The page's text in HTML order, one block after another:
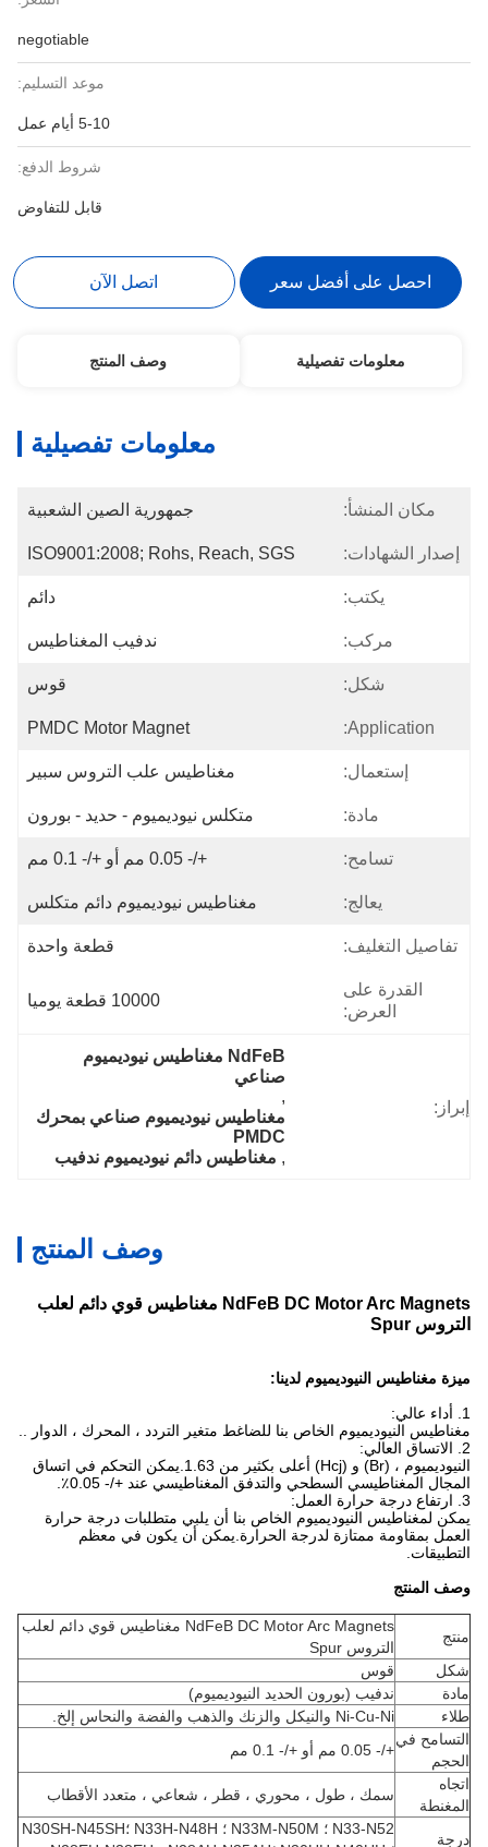
negotiable
موعد التسليم:
5-10 أيام عمل
شروط الدفع:
قابل للتفاوض
احصل على أفضل سعر اتصل الآن
معلومات تفصيلية وصف المنتج
معلومات تفصيلية
مكان المنشأ: جمهورية الصين الشعبية
إصدار الشهادات: ISO9001:2008; Rohs, Reach, SGS
يكتب: دائم
مركب: ندفيب المغناطيس
شكل: قوس
Application:
PMDC Motor Magnet
إستعمال: مغناطيس علب التروس سبير
مادة: متكلس نيوديميوم - حديد - بورون
تسامح: +/- 0.05 مم أو +/- 0.1 مم
يعالج: مغناطيس نيوديميوم دائم متكلس
تفاصيل التغليف: قطعة واحدة
القدرة على
العرض:
10000 قطعة يوميا
إبراز:
NdFeB مغناطيس نيوديميوم
صناعي
,
مغناطيس نيوديميوم صناعي بمحرك
PMDC
, مغناطيس دائم نيوديميوم ندفيب
وصف المنتج
NdFeB DC Motor Arc Magnets مغناطيس قوي دائم لعلب
التروس Spur
ميزة مغناطيس النيوديميوم لدينا:
مغناطيس النيوديميوم الخاص بنا للضاغط متغير التردد ، المحرك ، الدوار ..
النيوديميوم ، (Br) و (Hcj) أعلى بكثير من 1.63.يمكن التحكم في اتساق
المجال المغناطيسي السطحي والتدفق المغناطيسي عند +/- 0.05٪.
يمكن لمغناطيس النيوديميوم الخاص بنا أن يلبي متطلبات درجة حرارة
العمل بمقاومة ممتازة لدرجة الحرارة.يمكن أن يكون في معظم
التطبيقات.
وصف المنتج
منتج
NdFeB DC Motor Arc Magnets مغناطيس قوي دائم لعلب
التروس Spur
شكل
قوس
مادة
ندفيب (بورون الحديد النيوديميوم)
طلاء
Ni-Cu-Ni والنيكل والزنك والذهب والفضة والنحاس إلخ.
التسامح في
الحجم
+/- 0.05 مم أو +/- 0.1 مم
اتجاه
المغنطة
سمك ، طول ، محوري ، قطر ، شعاعي ، متعدد الأقطاب
درجة
N33-N52 ؛ N33M-N50M ؛ N33H-N48H ؛N30SH-N45SH